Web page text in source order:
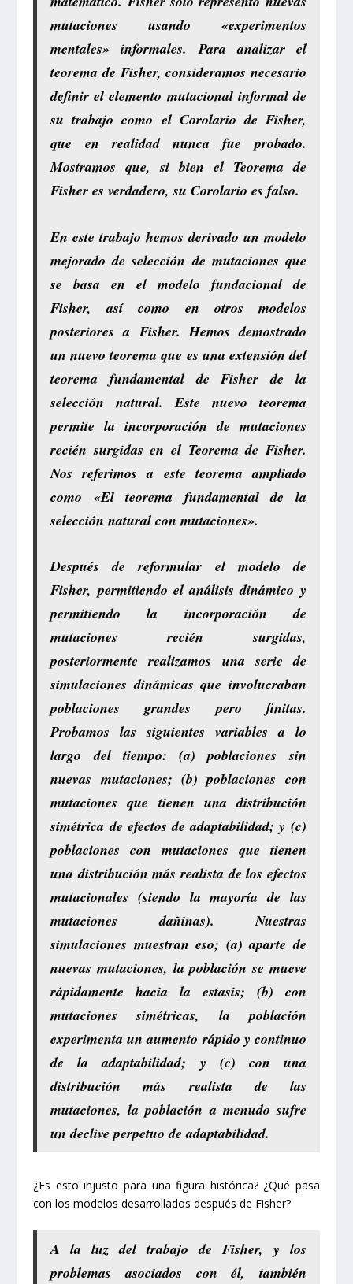
mutaciones usando «experimentos
mentales» informales. Para analizar el
teorema de Fisher, consideramos necesario
definir el elemento mutacional informal de
su trabajo como el Corolario de Fisher,
que en realidad nunca fue probado.
Mostramos que, si bien el Teorema de
Fisher es verdadero, su Corolario es falso.
En este trabajo hemos derivado un modelo
mejorado de selección de mutaciones que
se basa en el modelo fundacional de
Fisher, así como en otros modelos
posteriores a Fisher. Hemos demostrado
un nuevo teorema que es una extensión del
teorema fundamental de Fisher de la
selección natural. Este nuevo teorema
permite la incorporación de mutaciones
recién surgidas en el Teorema de Fisher.
Nos referimos a este teorema ampliado
como «El teorema fundamental de la
selección natural con mutaciones».
Después de reformular el modelo de
Fisher, permitiendo el análisis dinámico y
permitiendo la incorporación de
mutaciones recién surgidas,
posteriormente realizamos una serie de
simulaciones dinámicas que involucraban
poblaciones grandes pero finitas.
Probamos las siguientes variables a lo
largo del tiempo: (a) poblaciones sin
nuevas mutaciones; (b) poblaciones con
mutaciones que tienen una distribución
simétrica de efectos de adaptabilidad; y (c)
poblaciones con mutaciones que tienen
una distribución más realista de los efectos
mutacionales (siendo la mayoría de las
mutaciones dañinas). Nuestras
simulaciones muestran eso; (a) aparte de
nuevas mutaciones, la población se mueve
rápidamente hacia la estasis; (b) con
mutaciones simétricas, la población
experimenta un aumento rápido y continuo
de la adaptabilidad; y (c) con una
distribución más realista de las
mutaciones, la población a menudo sufre
un declive perpetuo de adaptabilidad.
¿Es esto injusto para una figura histórica? ¿Qué pasa
con los modelos desarrollados después de Fisher?
A la luz del trabajo de Fisher, y los
problemas asociados con él, también